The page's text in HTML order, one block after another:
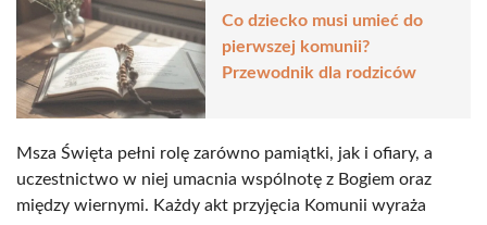
Co dziecko musi umieć do
pierwszej komunii?
Przewodnik dla rodziców
Msza Święta pełni rolę zarówno pamiątki, jak i ofiary, a
uczestnictwo w niej umacnia wspólnotę z Bogiem oraz
między wiernymi. Każdy akt przyjęcia Komunii wyraża